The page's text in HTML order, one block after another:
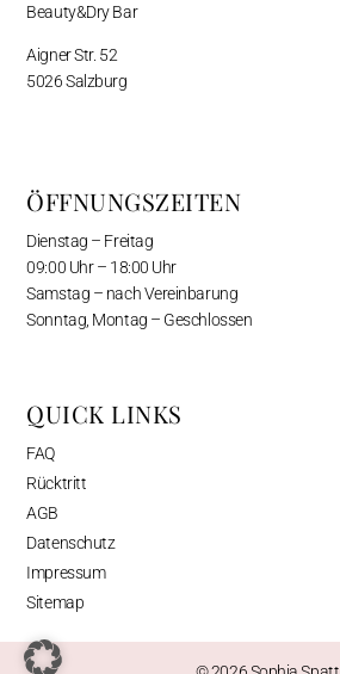
Beauty&Dry Bar
Aigner Str. 52
5026 Salzburg
ÖFFNUNGSZEITEN
Dienstag – Freitag
09:00 Uhr – 18:00 Uhr
Samstag – nach Vereinbarung
Sonntag, Montag – Geschlossen
QUICK LINKS
FAQ
Rücktritt
AGB
Datenschutz
Impressum
Sitemap